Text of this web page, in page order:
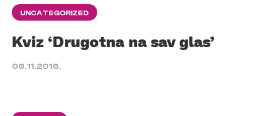
UNCATEGORIZED
Kviz ‘Drugotna na sav glas’
06.11.2016.